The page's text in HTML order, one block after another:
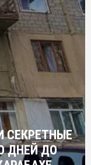
СЕКРЕТНЫЕ
ДНЕЙ ДО